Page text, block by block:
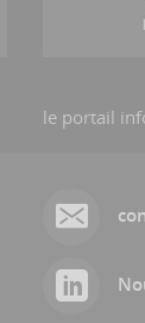
le portail